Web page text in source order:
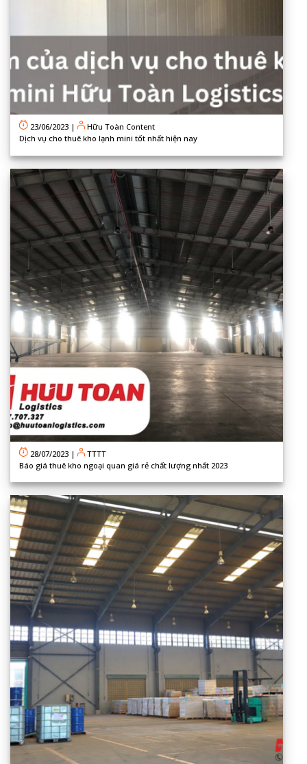
23/06/2023 |
Hữu Toàn Content
Dịch vụ cho thuê kho lạnh mini tốt nhất hiện nay
28/07/2023 |
TTTT
Báo giá thuê kho ngoại quan giá rẻ chất lượng nhất 2023